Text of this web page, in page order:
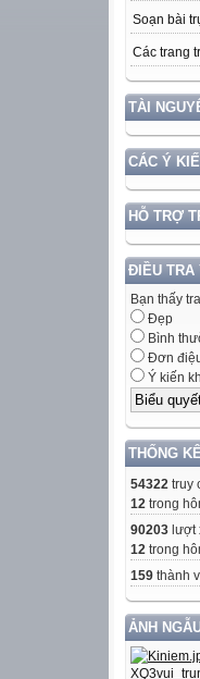
Soạn bài
Các trang
TÀI
CÁC Ý
HỖ TRỢ
ĐIỀU TRA
Bạn thấy
Đẹp
Bình
Đơn
Ý kiến
THỐNG KÊ
54322 truy
12 trong
90203 lượt
12 trong
159 thành
ẢNH